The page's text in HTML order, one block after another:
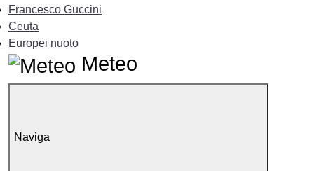
Francesco Guccini
Ceuta
Europei nuoto
Meteo
Naviga